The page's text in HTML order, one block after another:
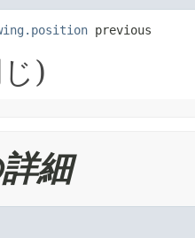
previous
)
細